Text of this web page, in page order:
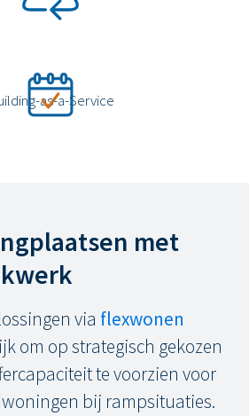
as-a-Service
met
via flexwonen
om op strategisch gekozen
te voorzien voor
bij rampsituaties.